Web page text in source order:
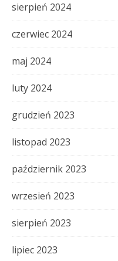
sierpień 2024
czerwiec 2024
maj 2024
luty 2024
grudzień 2023
listopad 2023
październik 2023
wrzesień 2023
sierpień 2023
lipiec 2023